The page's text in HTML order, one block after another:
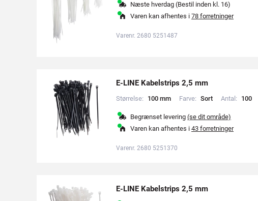
Næste hverdag (Bestil inden kl. 16)
Varen kan afhentes i 78 forretninger
Varenr. 2680 5251487
E-LINE Kabelstrips 2,5 mm
Størrelse:
100 mm Farve: Sort Antal: 100
Begrænset levering (se dit område)
Varen kan afhentes i 43 forretninger
Varenr. 2680 5251370
E-LINE Kabelstrips 2,5 mm